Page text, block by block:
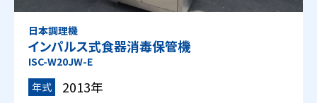
日本調理機
インパルス式食器消毒保管機
ISC-W20JW-E
年式
2013年